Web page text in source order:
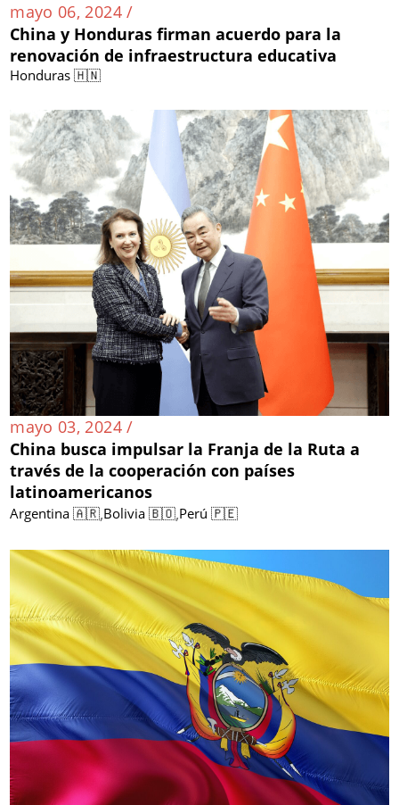
mayo 06, 2024 /
China y Honduras firman acuerdo para la
renovación de infraestructura educativa
Honduras 🇭🇳
mayo 03, 2024 /
China busca impulsar la Franja de la Ruta a
través de la cooperación con países
latinoamericanos
Argentina 🇦🇷,Bolivia 🇧🇴,Perú 🇵🇪